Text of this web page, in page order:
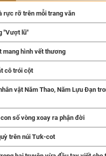
rực rỡ trên mỗi trang văn
"Vượt lũ"
mang hình vết thương
cô trói cột
vật Năm Thao, Năm Lựu Đạn
số vòng xoay ra phận đời
trên núi Tưk-cot